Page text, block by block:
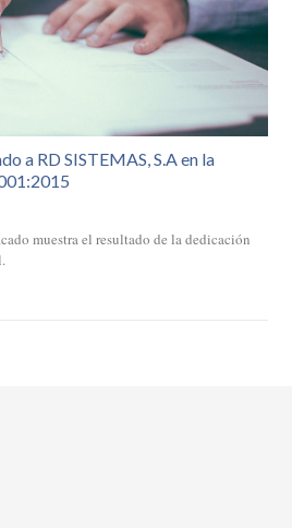
a RD SISTEMAS, S.A en la
muestra el resultado de la dedicación